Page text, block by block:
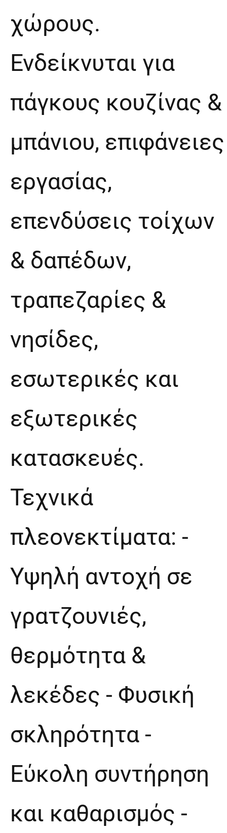
χώρους.
Ενδείκνυται για
πάγκους κουζίνας &
μπάνιου, επιφάνειες
εργασίας,
επενδύσεις τοίχων
& δαπέδων,
τραπεζαρίες &
νησίδες,
εσωτερικές και
εξωτερικές
κατασκευές.
Τεχνικά
πλεονεκτίματα: -
Υψηλή αντοχή σε
γρατζουνιές,
θερμότητα &
λεκέδες - Φυσική
σκληρότητα -
Εύκολη συντήρηση
και καθαρισμός -